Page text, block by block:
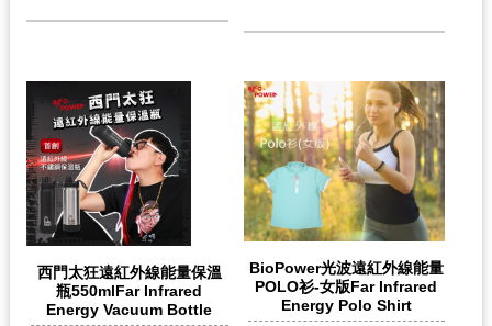
西門太狂遠紅外線能量保溫
瓶550mlFar Infrared
Energy Vacuum Bottle
BioPower光波遠紅外線能量
POLO衫-女版Far Infrared
Energy Polo Shirt